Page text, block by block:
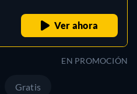
Ver ahora
EN PROMOCIÓN
Gratis